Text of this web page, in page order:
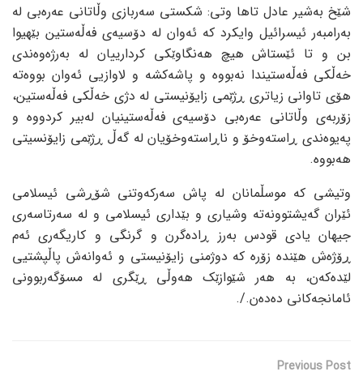
شێخ بەشیر عادل تاها وتی: شکستی سەربازی وڵاتانی عەرەبی لە
بەرامبەر ئیسرائیل وایکرد کە ئەوان لە دۆسیەی فەڵەستین بێهیوا
بن و تا ئێستاش هیچ هەنگاوێکی کردارییان لە بەرژەوەندی
خەڵکی فەڵەستیندا نەبووە و پاشەکشە و لاوازیی ئەوان بووەتە
هۆی تاوانی زیاتری ڕژێمی زایۆنیستی لە دژی خەڵکی فەڵەستین،
زۆربەی وڵاتانی عەرەبی دۆسیەی فەڵەستینیان لەبیر کردووە و
پەیوەندی ڕاستەوخۆ و ناڕاستەوخۆیان لە گەڵ ڕژێمی زایۆنسیتی
هەبووە.
وتیشی کە موسڵمانان لە پاش سەرکەوتنی شۆڕشی ئیسلامی
ئێران گەیشتوونەتە وشیاری و بێداری ئیسلامی و لە سەرتاسەری
جیهان یادی قودس بەرز ڕادەگرن و گرنگی و کاریگەری ئەم
ڕۆژەش هێندە زۆرە کە دوژمنی زایۆنیستی و ئەوانەش پاڵپشتیی
لێدەکەن، بە هەر شێوازێک هەوڵی ڕێگری لە مسۆگەربوونی
ئامانجەکانی دەدەن./.
Previous Post